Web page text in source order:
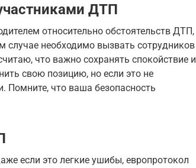
ДТП
относительно обстоятельств ДТП,
случае необходимо вызвать сотрудников
что важно сохранять спокойствие и
свою позицию, но если это не
Помните, что ваша безопасность
если это легкие ушибы, европротокол